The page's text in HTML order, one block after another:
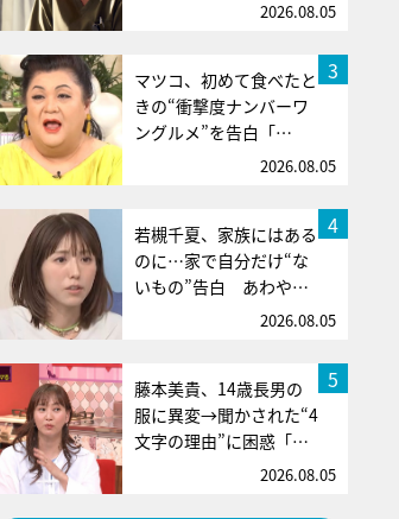
2026.08.05
3
マツコ、初めて食べたと
きの“衝撃度ナンバーワ
ングルメ”を告白「…
2026.08.05
4
若槻千夏、家族にはある
のに…家で自分だけ“な
いもの”告白 あわや…
2026.08.05
5
藤本美貴、14歳長男の
服に異変→聞かされた“4
文字の理由”に困惑「…
2026.08.05